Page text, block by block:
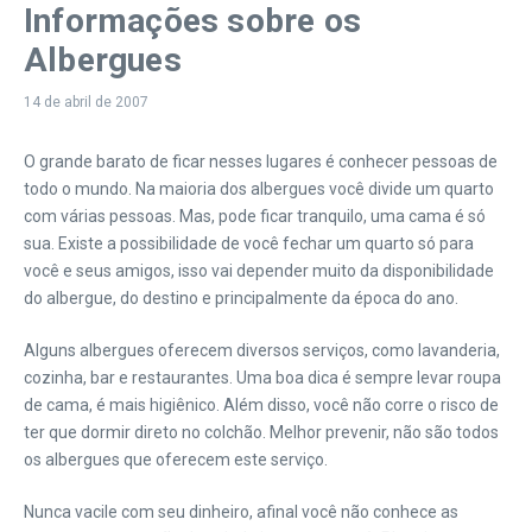
Informações sobre os
Albergues
14 de abril de 2007
O grande barato de ficar nesses lugares é conhecer pessoas de
todo o mundo. Na maioria dos albergues você divide um quarto
com várias pessoas. Mas, pode ficar tranquilo, uma cama é só
sua. Existe a possibilidade de você fechar um quarto só para
você e seus amigos, isso vai depender muito da disponibilidade
do albergue, do destino e principalmente da época do ano.
Alguns albergues oferecem diversos serviços, como lavanderia,
cozinha, bar e restaurantes. Uma boa dica é sempre levar roupa
de cama, é mais higiênico. Além disso, você não corre o risco de
ter que dormir direto no colchão. Melhor prevenir, não são todos
os albergues que oferecem este serviço.
Nunca vacile com seu dinheiro, afinal você não conhece as